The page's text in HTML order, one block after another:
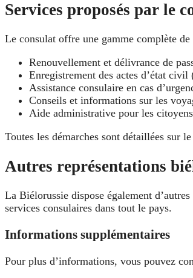
Services proposés par le
Le consulat offre une gamme complète
Renouvellement et délivrance de
Enregistrement des actes d’état civil
Assistance consulaire en cas
Conseils et informations sur les
Aide administrative pour les
Toutes les démarches sont détaillées sur
Autres représentations
La Biélorussie dispose également
services consulaires dans tout le pays.
Informations supplémentaires
Pour plus d’informations, vous pouvez